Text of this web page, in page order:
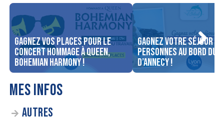
Gagnez vos places pour le
concert Hommage à Queen,
Bohemian Harmony !
Gagnez votre séjour
personnes au bord du
d’Annecy !
MES INFOS
AUTRES